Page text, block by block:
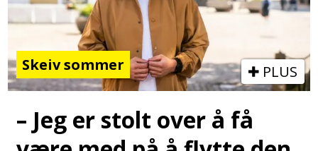
Skeiv sommer PLUS
– Jeg er stolt over å få